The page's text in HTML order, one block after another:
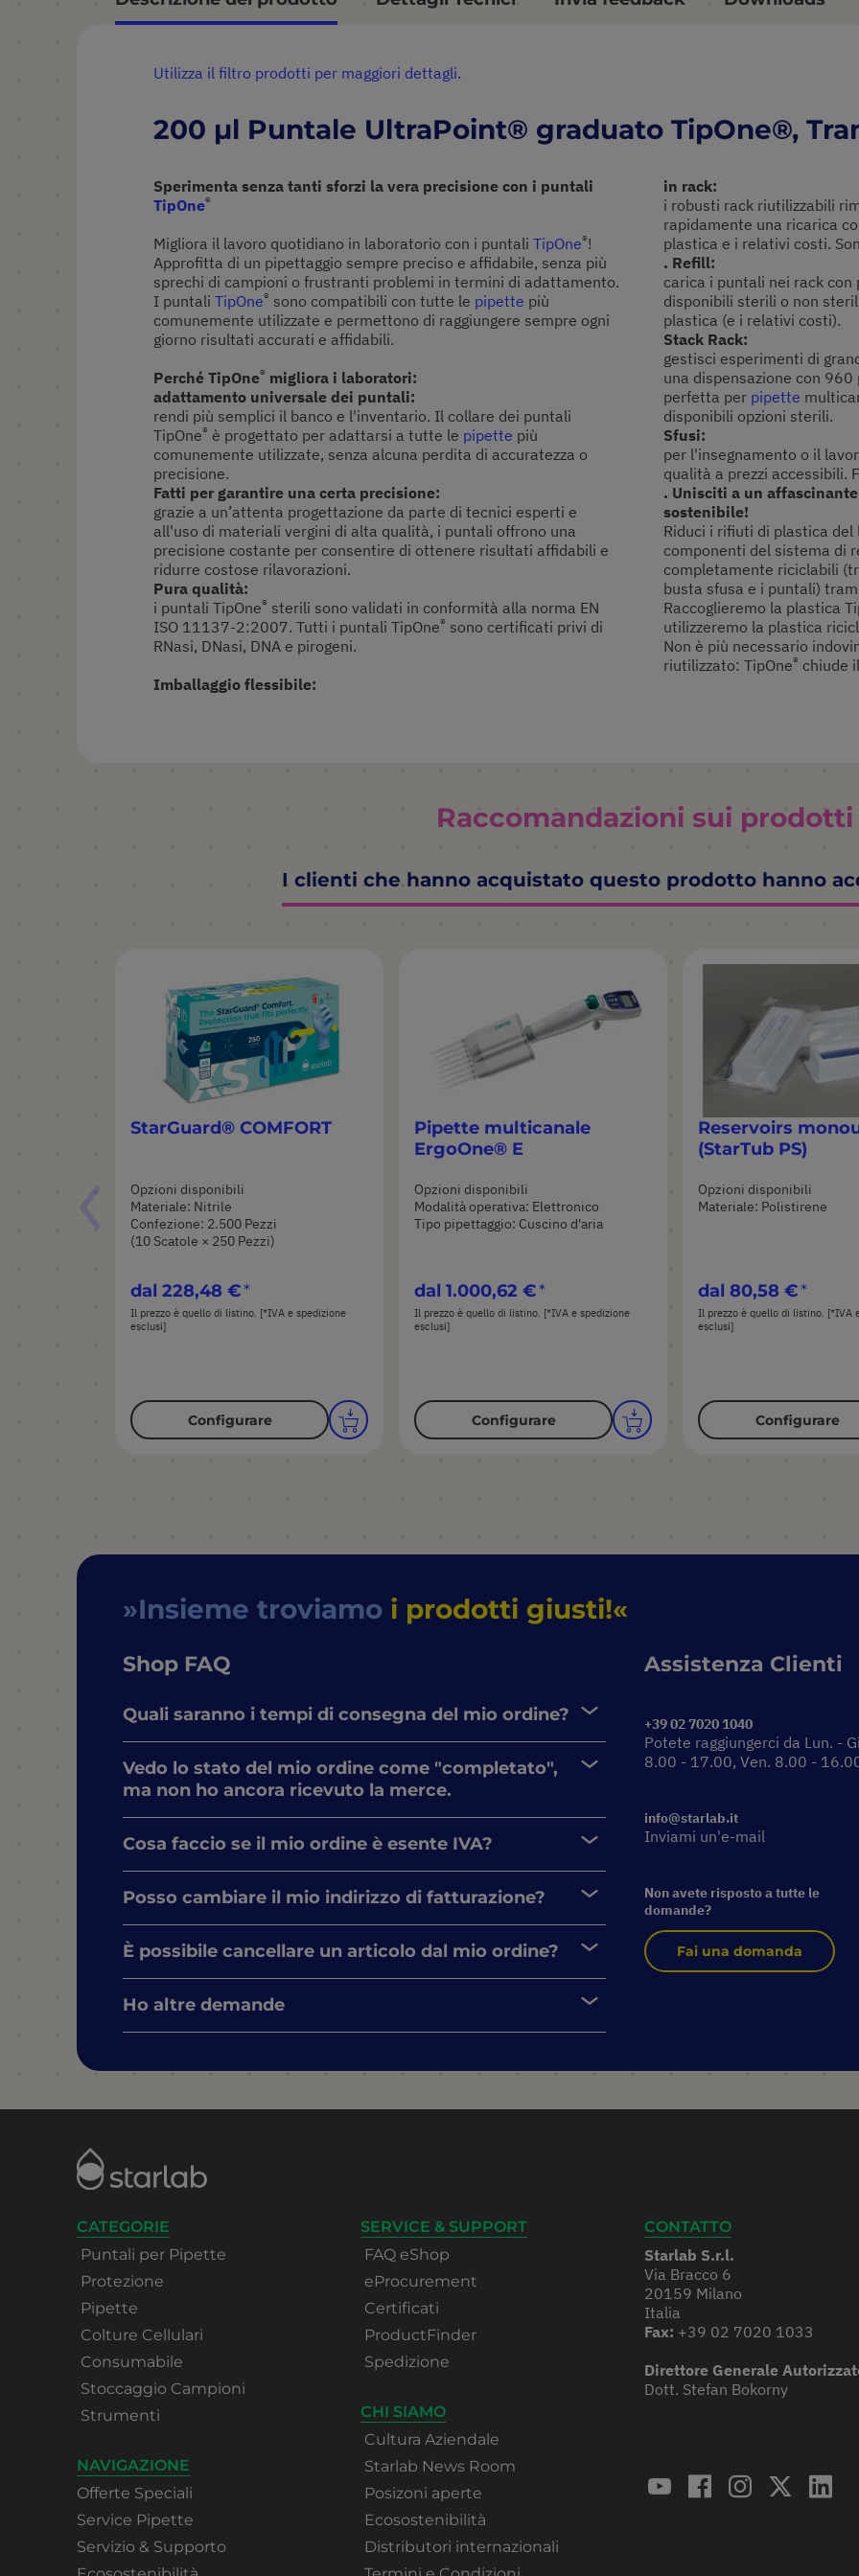
Utilizza il filtro prodotti per maggiori dettagli.
200 µl Puntale UltraPoint® graduato TipOne®,
Sperimenta senza tanti sforzi la vera precisione con i puntali
TipOne®
Migliora il lavoro quotidiano in laboratorio con i puntali TipOne®!
Approfitta di un pipettaggio sempre preciso e affidabile, senza più
sprechi di campioni o frustranti problemi in termini di adattamento.
I puntali TipOne® sono compatibili con tutte le pipette più
comunemente utilizzate e permettono di raggiungere sempre ogni
giorno risultati accurati e affidabili.
Perché TipOne® migliora i laboratori:
adattamento universale dei puntali:
rendi più semplici il banco e l'inventario. Il collare dei puntali
TipOne® è progettato per adattarsi a tutte le pipette più
comunemente utilizzate, senza alcuna perdita di accuratezza o
precisione.
Fatti per garantire una certa precisione:
grazie a un’attenta progettazione da parte di tecnici esperti e
all'uso di materiali vergini di alta qualità, i puntali offrono una
precisione costante per consentire di ottenere risultati affidabili e
ridurre costose rilavorazioni.
Pura qualità:
i puntali TipOne® sterili sono validati in conformità alla norma EN
ISO 11137-2:2007. Tutti i puntali TipOne® sono certificati privi di
RNasi, DNasi, DNA e pirogeni.
Imballaggio flessibile:
in rack:
i robusti rack riutilizzabili
rapidamente una ricarica
plastica e i relativi costi.
. Refill:
carica i puntali nei rack
disponibili sterili o non
plastica (e i relativi costi).
Stack Rack:
gestisci esperimenti di
una dispensazione con
perfetta per pipette
disponibili opzioni sterili.
Sfusi:
per l'insegnamento o il
qualità a prezzi accessibili.
. Unisciti a un
sostenibile!
Riduci i rifiuti di plastica
componenti del sistema di
completamente riciclabili
busta sfusa e i puntali)
Raccoglieremo la plastica
utilizzeremo la plastica
Non è più necessario
riutilizzato: TipOne® chiude
Raccomandazioni sui prodotti
I clienti che hanno acquistato questo prodotto hanno
StarGuard® COMFORT
Opzioni disponibili
Materiale: Nitrile
Confezione: 2.500 Pezzi
(10 Scatole × 250 Pezzi)
dal 228,48 €
Il prezzo è quello di listino. [*IVA e spedizione
esclusi]
Configurare
Pipette multicanale
ErgoOne® E
Opzioni disponibili
Modalità operativa: Elettronico
Tipo pipettaggio: Cuscino d'aria
dal 1.000,62 €
Il prezzo è quello di listino. [*IVA e spedizione
esclusi]
Configurare
Reservoirs
(StarTub PS)
Opzioni disponibili
Materiale: Polistirene
dal 80,58 €
Il prezzo è quello di listino. [*IVA
esclusi]
Configurare
Insieme troviamo i prodotti giusti!
Shop FAQ
Quali saranno i tempi di consegna del mio ordine?
Vedo lo stato del mio ordine come "completato",
ma non ho ancora ricevuto la merce.
Cosa faccio se il mio ordine è esente IVA?
Posso cambiare il mio indirizzo di fatturazione?
È possibile cancellare un articolo dal mio ordine?
Ho altre demande
Assistenza Clienti
+39 02 7020 1040
Potete raggiungerci da Lun. -
8.00 - 17.00, Ven. 8.00 -
info@starlab.it
Inviami un'e-mail
Non avete risposto a tutte le
domande?
Fai una domanda
CATEGORIE
Puntali per Pipette
Protezione
Pipette
Colture Cellulari
Consumabile
Stoccaggio Campioni
Strumenti
NAVIGAZIONE
Offerte Speciali
Service Pipette
Servizio & Supporto
SERVICE & SUPPORT
FAQ eShop
eProcurement
Certificati
ProductFinder
Spedizione
CHI SIAMO
Cultura Aziendale
Starlab News Room
Posizoni aperte
Ecosostenibilità
Distributori internazionali
CONTATTO
Starlab S.r.l.
Via Bracco 6
20159 Milano
Italia
Fax: +39 02 7020 1033
Direttore Generale
Dott. Stefan Bokorny